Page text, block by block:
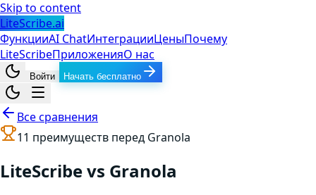
Skip to content
LiteScribe.ai
ФункцииAI ChatИнтеграцииЦеныПочему
LiteScribeПриложенияО нас
Войти Начать бесплатно
Все сравнения
11 преимуществ перед Granola
LiteScribe vs Granola